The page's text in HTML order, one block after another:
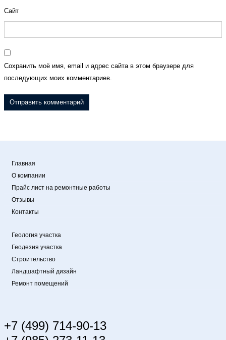
Сайт
Сохранить моё имя, email и адрес сайта в этом браузере для
последующих моих комментариев.
Главная
О компании
Прайс лист на ремонтные работы
Отзывы
Контакты
Геология участка
Геодезия участка
Строительство
Ландшафтный дизайн
Ремонт помещений
+7 (499) 714-90-13